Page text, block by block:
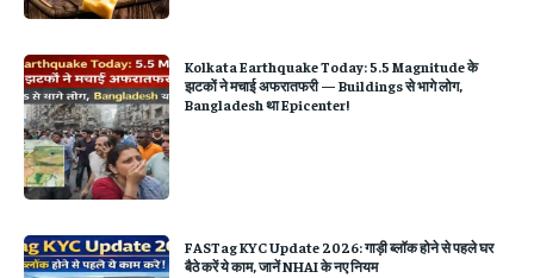
Kolkata Earthquake Today: 5.5 Magnitude के
झटकों ने मचाई अफरातफरी — Buildings से भागे लोग,
Bangladesh था Epicenter!
FASTag KYC Update 2026: गाड़ी ब्लॉक होने से पहले घर
बैठे करें ये काम, जानें NHAI के नए नियम